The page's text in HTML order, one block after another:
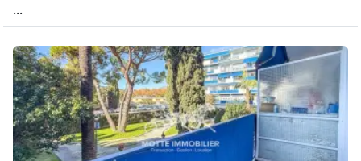
...